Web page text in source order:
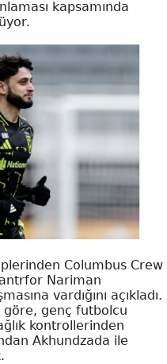
kapsamında
Columbus Crew
Nariman
vardığını açıkladı.
göre, genç futbolcu
kontrollerinden
Akhundzada ile